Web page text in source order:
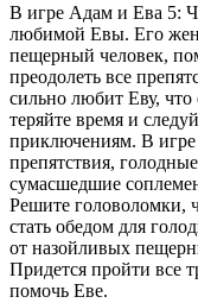
В игре Адам и Ева 5:
любимой Евы. Его
пещерный человек,
преодолеть все
сильно любит Еву, что
теряйте время и
приключениям. В
препятствия,
сумасшедшие
Решите головоломки,
стать обедом для
от назойливых
Придется пройти все
помочь Еве.